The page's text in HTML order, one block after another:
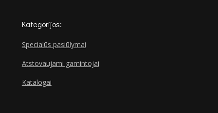
Kategorijos:
Specialūs pasiūlymai
Atstovaujami gamintojai
Katalogai